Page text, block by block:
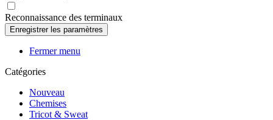
Reconnaissance des terminaux
Fermer menu
Catégories
Nouveau
Chemises
Tricot & Sweat